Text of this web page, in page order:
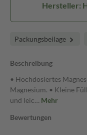
Hersteller:
Packungsbeilage
Beschreibung
• Hochdosiertes
Magnesium. • Kleine
und leic… Mehr
Bewertungen